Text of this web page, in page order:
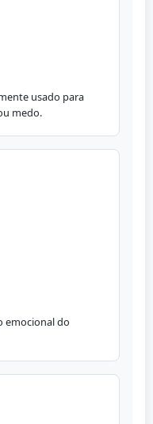
usado para
medo.
emocional do